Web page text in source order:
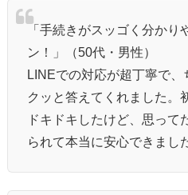
「手続きがスッゴく分かり
ン！」（50代・男性）
LINEでの対応が超丁寧で
クッと答えてくれました。
ドキドキしたけど、思って
られて本当に安心できまし